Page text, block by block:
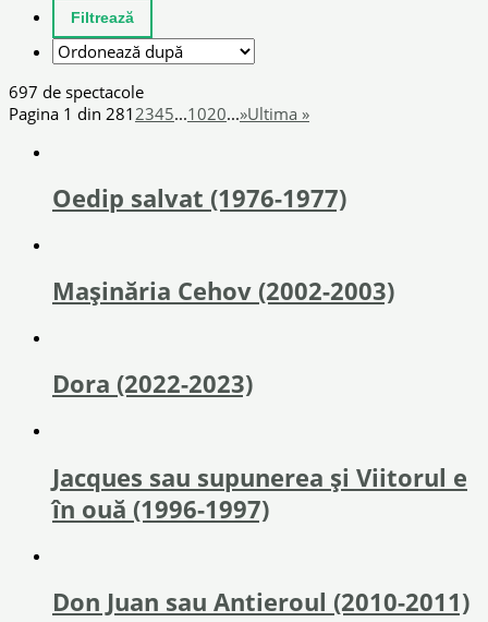
697 de spectacole
Pagina 1 din 281 2345...1020...»Ultima »
Oedip salvat (1976-1977)
Mașinăria Cehov (2002-2003)
Dora (2022-2023)
Jacques sau supunerea și Viitorul e
în ouă (1996-1997)
Don Juan sau Antieroul (2010-2011)